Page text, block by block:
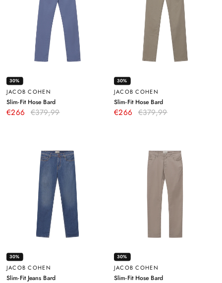
30%
JACOB COHEN
Slim-Fit Hose Bard–
Blau
€266 €379,99
30%
JACOB COHEN
Slim-Fit Hose Bard–
Hellbraun
€266 €379,99
30%
JACOB COHEN
Slim-Fit Jeans Bard–
30%
JACOB COHEN
Slim-Fit Hose Bard–